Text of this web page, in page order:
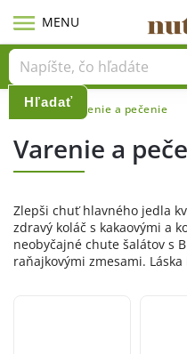
Hľadať
Domov / Varenie a pečenie
Varenie a
Zlepši chuť hlavného jedla
zdravý koláč s kakaovými a
neobyčajné chute šalátov s
raňajkovými zmesami.